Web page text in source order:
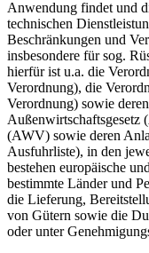
Anwendung findet und
technischen
Beschränkungen und
insbesondere für sog.
hierfür ist u.a. die
Verordnung), die
Verordnung) sowie
Außenwirtschaftsgesetz
(AWV) sowie deren
Ausfuhrliste), in den
bestehen europäische
bestimmte Länder und
die Lieferung,
von Gütern sowie die
oder unter